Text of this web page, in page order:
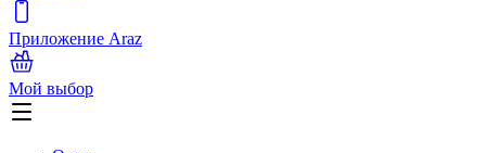
Приложение Araz
Мой выбор